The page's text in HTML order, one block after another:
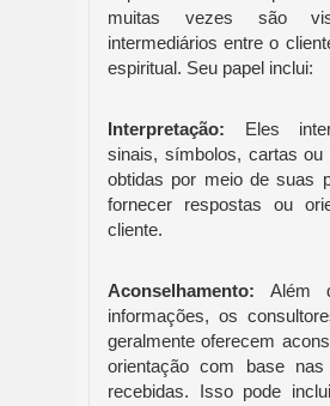
muitas vezes são
intermediários entre o
espiritual. Seu papel inclui:
Interpretação: Eles
sinais, símbolos, cartas ou
obtidas por meio de suas
fornecer respostas ou
cliente.
Aconselhamento: Além
informações, os
geralmente oferecem
orientação com base nas
recebidas. Isso pode